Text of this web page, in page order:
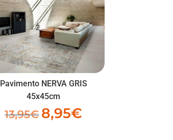
Pavimento NERVA GRIS
45x45cm
13,95€ El
8,95€